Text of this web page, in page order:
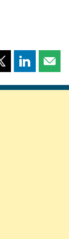
Partager
page page